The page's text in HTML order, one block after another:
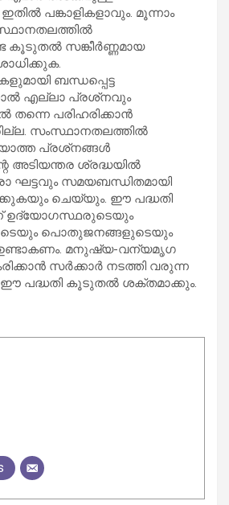
പങ്കാളികളാവും. മൂന്നാം
കൂടുതൽ സങ്കീർണ്ണമായ
ബന്ധപ്പെട്ട
എല്ലാ പ്രശ്‌നവും
പരിഹരിക്കാൻ
സംസ്ഥാനതലത്തിൽ
പ്രശ്‌നങ്ങൾ
അടിയന്തര ശ്രദ്ധയിൽ
സമയബന്ധിതമായി
ചെയ്യും. ഈ പദ്ധതി
ഉദ്യോഗസ്ഥരുടെയും
പൊതുജനങ്ങളുടെയും
ഉണ്ടാകണം. മനുഷ്യ-വന്യമൃഗ
സർക്കാർ നടത്തി വരുന്ന
പദ്ധതി കൂടുതൽ ശക്തമാക്കും.